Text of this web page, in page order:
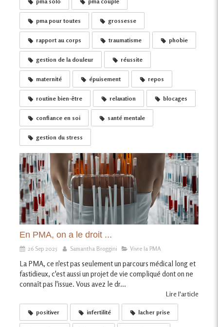
pma pour toutes grossesse
rapport au corps traumatisme phobie
gestion de la douleur réussite
maternité épuisement repos
routine bien-être relaxation blocages
confiance en soi santé mentale
gestion du stress
En PMA, on a le droit ...
26 Sep 2025 Samantha Broggini Vivre la PMA
La PMA, ce n'est pas seulement un parcours médical long et
fastidieux, c'est aussi un projet de vie compliqué dont on ne
connaît pas l'issue. Vous avez le dr...
Lire l'article
positiver infertilité lacher prise